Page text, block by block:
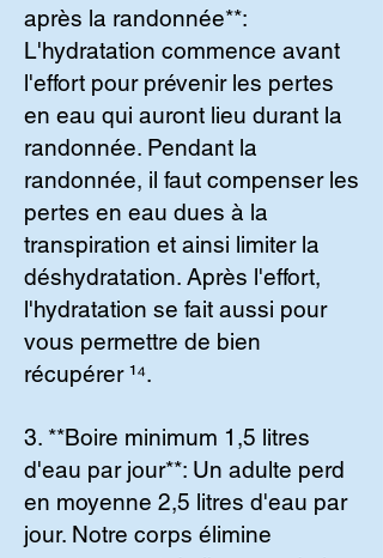
après la randonnée**:
L'hydratation commence avant
l'effort pour prévenir les pertes
en eau qui auront lieu durant la
randonnée. Pendant la
randonnée, il faut compenser les
pertes en eau dues à la
transpiration et ainsi limiter la
déshydratation. Après l'effort,
l'hydratation se fait aussi pour
vous permettre de bien
récupérer ¹⁴.
3. **Boire minimum 1,5 litres
d'eau par jour**: Un adulte perd
en moyenne 2,5 litres d'eau par
jour. Notre corps élimine